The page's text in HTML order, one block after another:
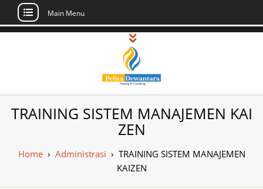
Skip
Main Menu
Pusat Pelatihan
dan Sertifikasi –
Daftar Training
Indonesia
Sertifikasi di Indonesia
TRAINING SISTEM MANAJEMEN KAI
ZEN
Home› Administrasi › TRAINING SISTEM MANAJEMEN
KAIZEN